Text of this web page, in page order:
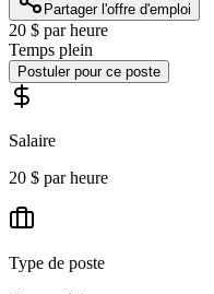
Partager l'offre d'emploi
20 $ par heure
Temps plein
Postuler pour ce poste
Salaire
20 $ par heure
Type de poste